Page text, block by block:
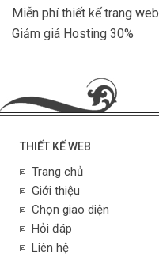
Miễn phí thiết kế trang web
Giảm giá Hosting 30%
THIẾT KẾ WEB
Trang chủ
Giới thiệu
Chọn giao diện
Hỏi đáp
Liên hệ